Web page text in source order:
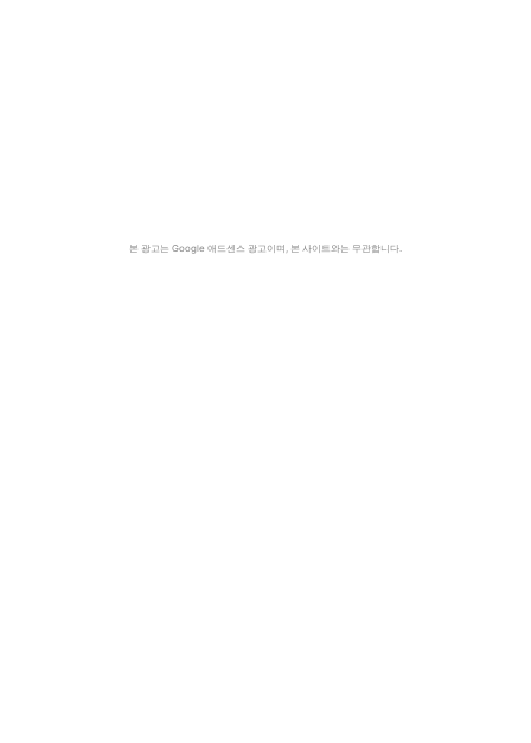
본 광고는 Google 애드센스 광고이며, 본 사이트와는 무관합니다.